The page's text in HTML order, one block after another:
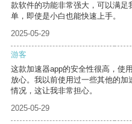
款软件的功能非常强大，可以满
单，即使是小白也能快速上手。
2025-05-29
游客
这款加速器app的安全性很高，使
放心。我以前使用过一些其他的
情况，这让我非常担心。
2025-05-29